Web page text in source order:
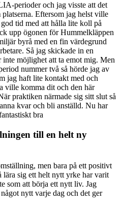
perioder och jag visste att det
Eftersom jag helst ville
tid med att hålla lite koll på
upp ögonen för Hummelkläppen
byrå med en fin värdegrund
Så jag skickade in en
inte möjlighet att ta emot mig. Men
nummer två så hörde jag av
jag haft lite kontakt med och
ville komma dit och den här
praktiken närmade sig sitt slut så
kvar och bli anställd. Nu har
bra
till en helt ny
men bara på ett positivt
sig ett helt nytt yrke har varit
som att börja ett nytt liv. Jag
nytt varje dag och det ger